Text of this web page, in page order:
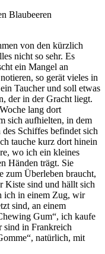
Blaubeeren
von den kürzlich
nicht so sehr. Es
ein Mangel an
so gerät vieles in
Taucher und soll etwas
der in der Gracht liegt.
lang dort
sich aufhielten, in dem
Schiffes befindet sich
tauche kurz dort hinein
wo ich ein kleines
Händen trägt. Sie
zum Überleben braucht,
Kiste sind und hällt sich
ich in einem Zug, wir
sind, an einem
Gum“, ich kaufe
sind in Frankreich
natürlich, mit